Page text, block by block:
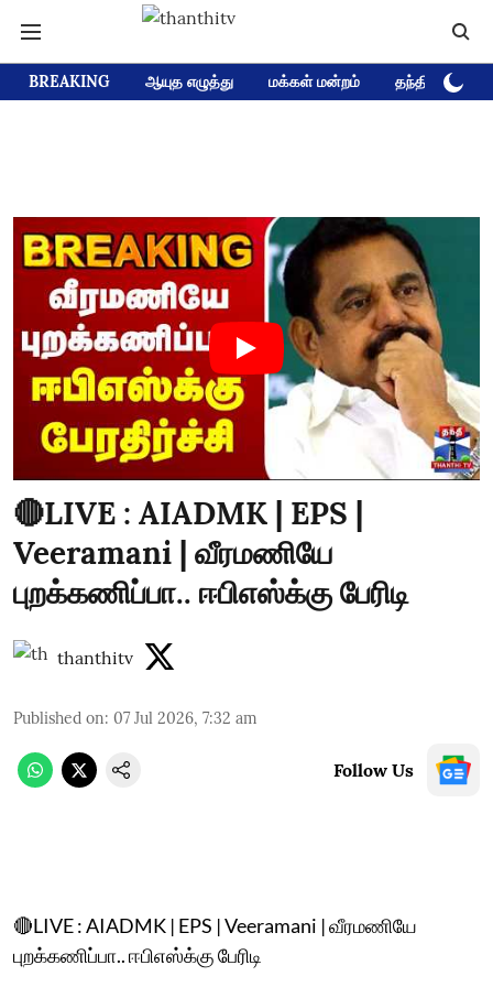
BREAKING ஆயுத எழுத்து மக்கள் மன்றம் தந்தி டிவி
🔴LIVE : AIADMK | EPS |
Veeramani | வீரமணியே
புறக்கணிப்பா.. ஈபிஎஸ்க்கு பேரிடி
thanthitv
Published on: 07 Jul 2026, 7:32 am
Follow Us
🔴LIVE : AIADMK | EPS | Veeramani | வீரமணியே
புறக்கணிப்பா.. ஈபிஎஸ்க்கு பேரிடி